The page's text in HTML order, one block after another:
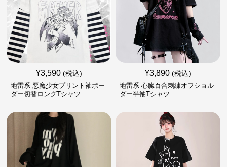
¥3,590 (税込)
地雷系 悪魔少女プリント袖ボー
ダー切替ロングTシャツ
¥3,890 (税込)
地雷系 心臓百合刺繍オフショル
ダー半袖Tシャツ